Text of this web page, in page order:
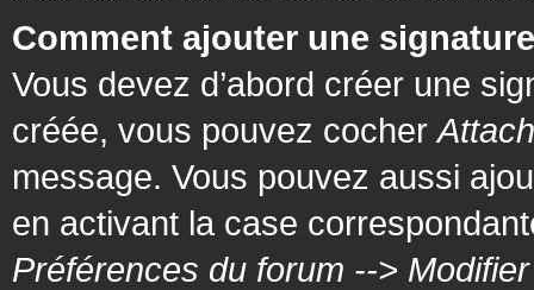
Comment ajouter une
Vous devez d’abord créer une
créée, vous pouvez cocher
message. Vous pouvez aussi
en activant la case
Préférences du forum -->